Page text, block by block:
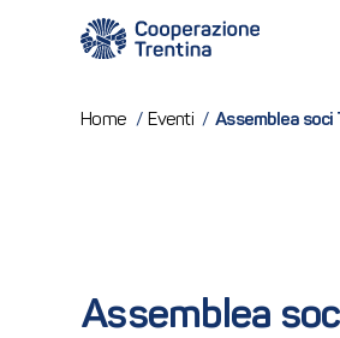
Home / Eventi / Assemblea
Assemblea